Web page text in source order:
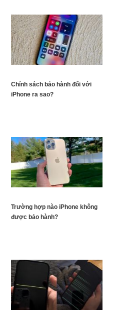
Chính sách bảo hành đối với
iPhone ra sao?
Trường hợp nào iPhone không
được bảo hành?